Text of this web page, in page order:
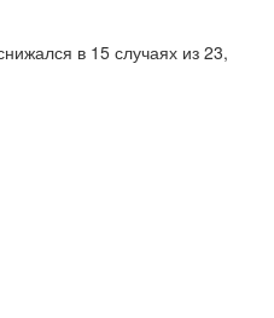
в 15 случаях из 23,